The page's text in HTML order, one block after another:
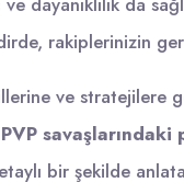
rakiplerinizin
ve stratejilere
savaşlarındaki
bir şekilde